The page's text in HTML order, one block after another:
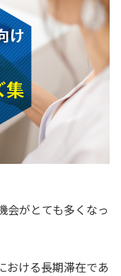
会がとても多くなっ
おける長期滞在であ